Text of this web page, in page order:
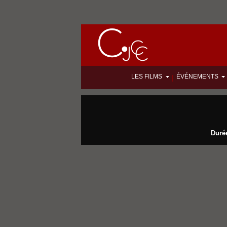
LES FILMS | ÉVÉNEMENTS